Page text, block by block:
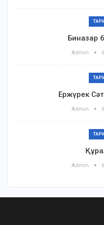
Биназар
Admin
Ержүрек
Admin
Admin